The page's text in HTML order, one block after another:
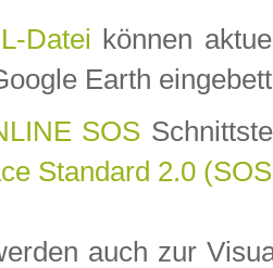
Datei können
Earth
SOS
Standard 2.0
auch zur